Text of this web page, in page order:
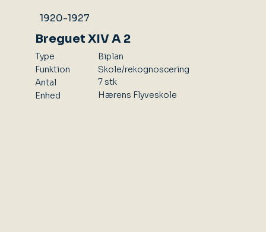
1920-1927
Breguet XIV A 2
Type
Funktion
Antal
Enhed
Biplan
Skole/rekognoscering
7 stk
Hærens Flyveskole